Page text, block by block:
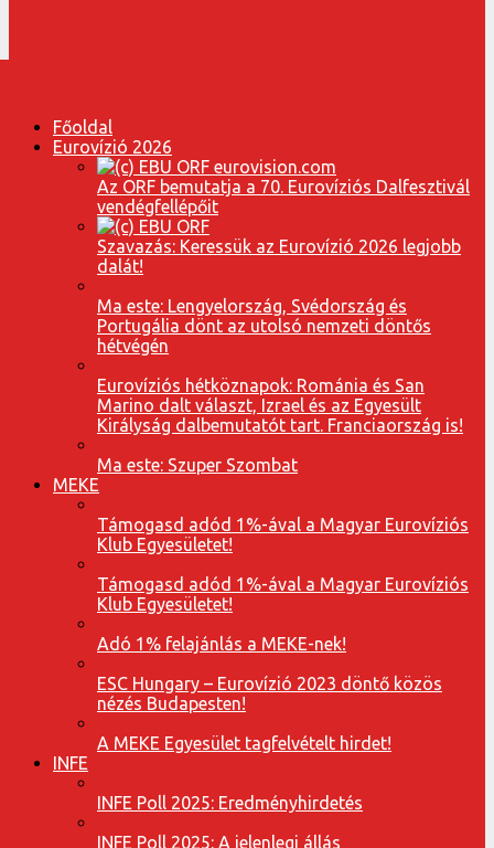
Főoldal
Eurovízió 2026
Az ORF bemutatja a 70. Eurovíziós Dalfesztivál
vendégfellépőit
Szavazás: Keressük az Eurovízió 2026 legjobb
dalát!
Ma este: Lengyelország, Svédország és
Portugália dönt az utolsó nemzeti döntős
hétvégén
Eurovíziós hétköznapok: Románia és San
Marino dalt választ, Izrael és az Egyesült
Királyság dalbemutatót tart. Franciaország is!
Ma este: Szuper Szombat
MEKE
Támogasd adód 1%-ával a Magyar Eurovíziós
Klub Egyesületet!
Támogasd adód 1%-ával a Magyar Eurovíziós
Klub Egyesületet!
Adó 1% felajánlás a MEKE-nek!
ESC Hungary – Eurovízió 2023 döntő közös
nézés Budapesten!
A MEKE Egyesület tagfelvételt hirdet!
INFE
INFE Poll 2025: Eredményhirdetés
INFE Poll 2025: A jelenlegi állás